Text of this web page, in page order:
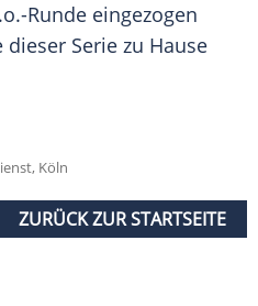
Runde eingezogen
Serie zu Hause
Köln
ZURÜCK ZUR STARTSEITE